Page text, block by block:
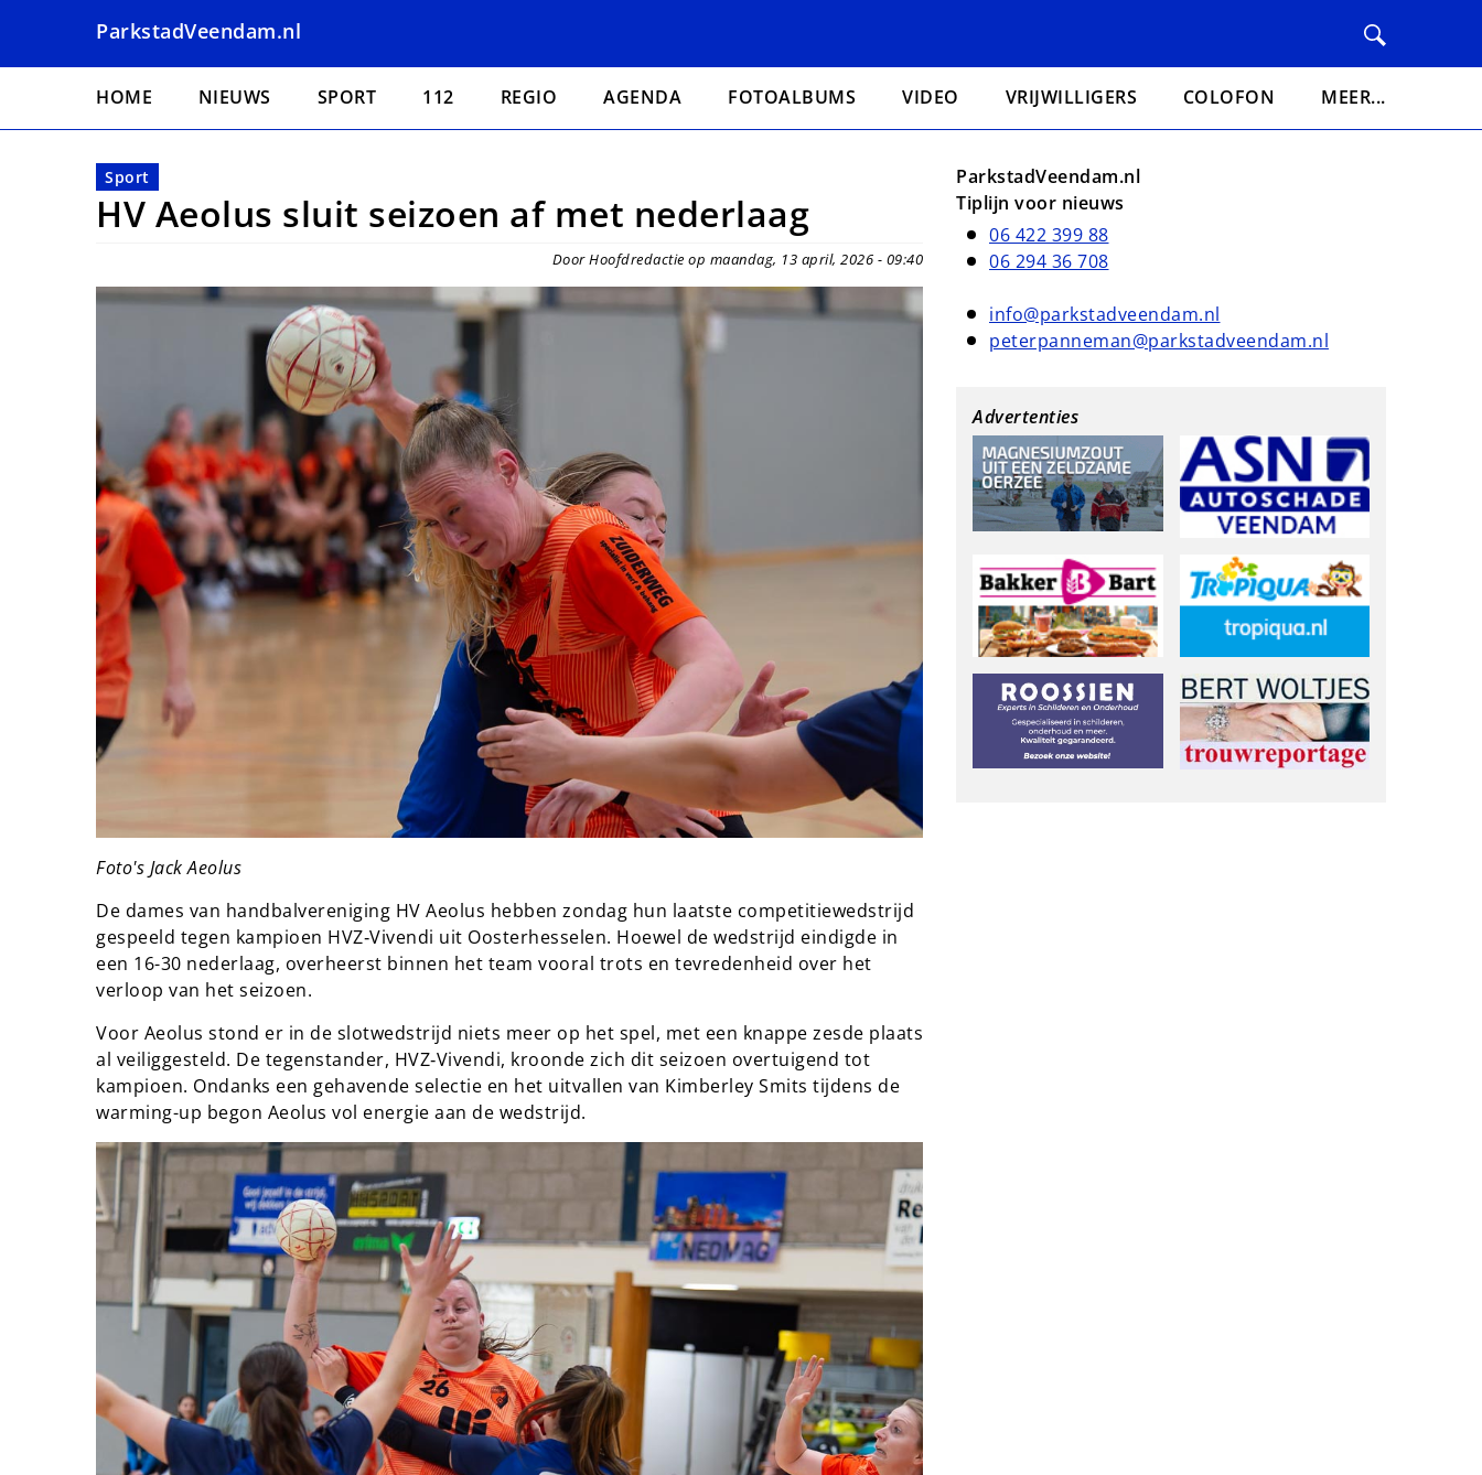
naar
ParkstadVeendam.nl
Hoofdnavigatie
HOME NIEUWS SPORT 112 REGIO AGENDA FOTOALBUMS VIDEO VRIJWILLIGERS COLOFON MEER...
Sport
HV Aeolus sluit seizoen af met nederlaag
Door Hoofdredactie op maandag, 13 april, 2026 - 09:40
Foto's Jack Aeolus
De dames van handbalvereniging HV Aeolus hebben zondag hun laatste competitiewedstrijd
gespeeld tegen kampioen HVZ‑Vivendi uit Oosterhesselen. Hoewel de wedstrijd eindigde in
een 16-30 nederlaag, overheerst binnen het team vooral trots en tevredenheid over het
verloop van het seizoen.
Voor Aeolus stond er in de slotwedstrijd niets meer op het spel, met een knappe zesde plaats
al veiliggesteld. De tegenstander, HVZ‑Vivendi, kroonde zich dit seizoen overtuigend tot
kampioen. Ondanks een gehavende selectie en het uitvallen van Kimberley Smits tijdens de
warming-up begon Aeolus vol energie aan de wedstrijd.
ParkstadVeendam.nl
Tiplijn voor nieuws
06 422 399 88
06 294 36 708
info@parkstadveendam.nl
peterpanneman@parkstadveendam.nl
Advertenties